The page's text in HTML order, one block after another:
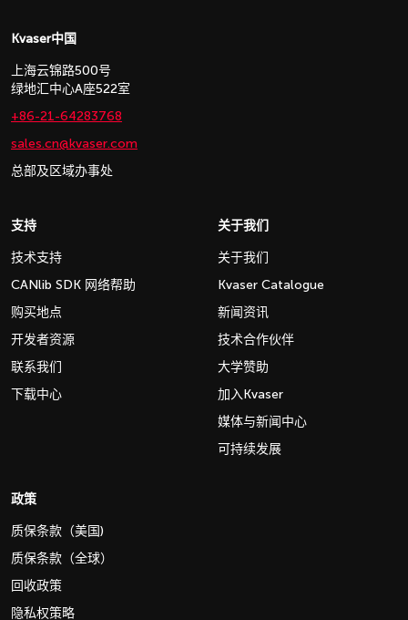
Kvaser中国
上海云锦路500号
绿地汇中心A座522室
+86-21-64283768
sales.cn@kvaser.com
总部及区域办事处
支持
技术支持
CANlib SDK 网络帮助
购买地点
开发者资源
联系我们
下载中心
关于我们
关于我们
Kvaser Catalogue
新闻资讯
技术合作伙伴
大学赞助
加入Kvaser
媒体与新闻中心
可持续发展
政策
质保条款（美国)
质保条款（全球）
回收政策
隐私权策略